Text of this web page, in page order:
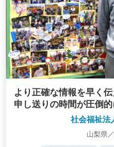
より正確な情報を早く
申し送りの時間が圧倒
社会福祉法
山梨県